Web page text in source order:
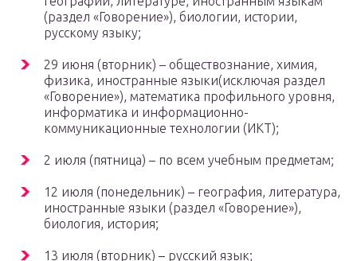
(раздел «Говорение»), биологии, истории,
русскому языку;
29 июня (вторник) – обществознание, химия,
физика, иностранные языки(исключая раздел
«Говорение»), математика профильного уровня,
информатика и информационно-
коммуникационные технологии (ИКТ);
2 июля (пятница) – по всем учебным предметам;
12 июля (понедельник) – география, литература,
иностранные языки (раздел «Говорение»),
биология, история;
13 июля (вторник) – русский язык;